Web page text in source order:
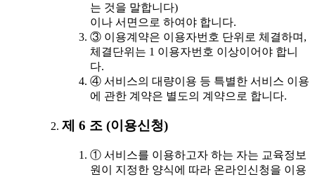
는 것을 말합니다)
이나 서면으로 하여야 합니다.
③ 이용계약은 이용자번호 단위로 체결하며,
체결단위는 1 이용자번호 이상이어야 합니
다.
④ 서비스의 대량이용 등 특별한 서비스 이용
에 관한 계약은 별도의 계약으로 합니다.
제 6 조 (이용신청)
① 서비스를 이용하고자 하는 자는 교육정보
원이 지정한 양식에 따라 온라인신청을 이용